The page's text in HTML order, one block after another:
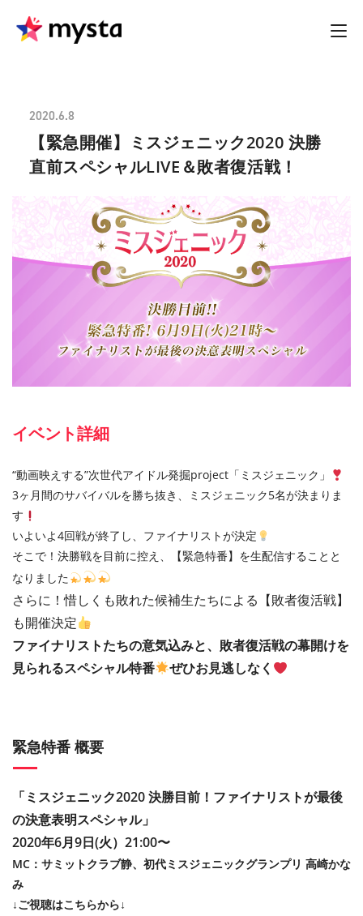
2020.6.8
【緊急開催】ミスジェニック2020 決勝
直前スペシャルLIVE＆敗者復活戦！
イベント詳細
“動画映えする”次世代アイドル発掘project「ミスジェニック」
3ヶ月間のサバイバルを勝ち抜き、ミスジェニック5名が決まりま
す
いよいよ4回戦が終了し、ファイナリストが決定
そこで！決勝戦を目前に控え、【緊急特番】を生配信することと
なりました
さらに！惜しくも敗れた候補生たちによる【敗者復活戦】
も開催決定
ファイナリストたちの意気込みと、敗者復活戦の幕開けを
見られるスペシャル特番
ぜひお見逃しなく
緊急特番 概要
「ミスジェニック2020決勝目前！ファイナリストが最後
の決意表明スペシャル」
2020年6月9日(火）21:00〜
MC：サミットクラブ静、初代ミスジェニックグランプリ 高崎かな
み
↓ご視聴はこちらから↓